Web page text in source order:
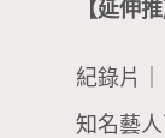
【延伸推
紀錄片｜
知名藝